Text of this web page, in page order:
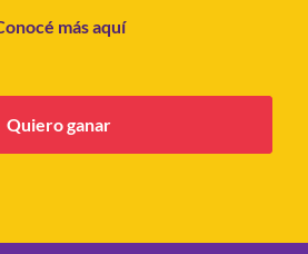
más aquí
Quiero ganar